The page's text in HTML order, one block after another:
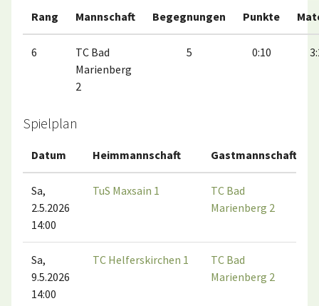
Rang Mannschaft Begegnungen Punkte
6
TC Bad
Marienberg
2
5 0:10
Spielplan
Datum Heimmannschaft Gastmannschaft
Sa,
2.5.2026
14:00
TuS Maxsain 1
TC Bad
Marienberg 2
Sa,
9.5.2026
14:00
TC Helferskirchen 1
TC Bad
Marienberg 2